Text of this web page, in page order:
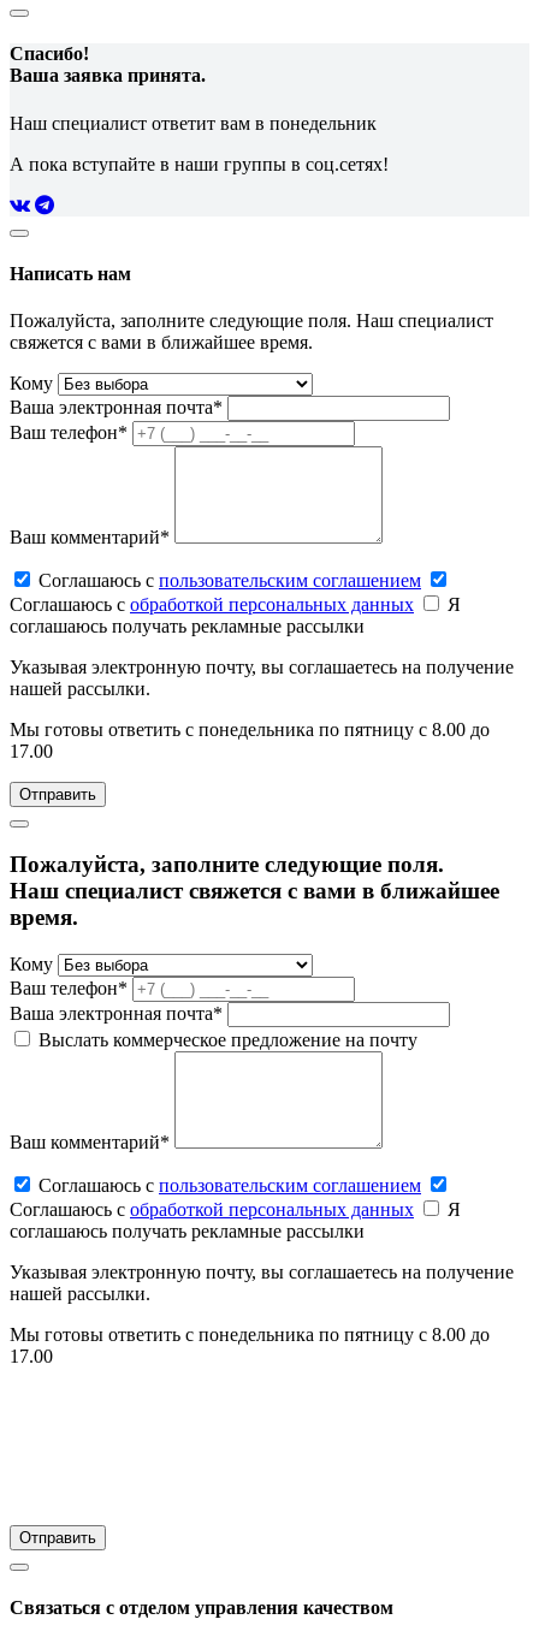
Спасибо!
Ваша заявка принята.
Наш специалист ответит вам в понедельник
А пока вступайте в наши группы в соц.сетях!
Написать нам
Пожалуйста, заполните следующие поля. Наш специалист
свяжется с вами в ближайшее время.
Кому
Ваша электронная почта*
Ваш телефон*
Ваш комментарий*
Соглашаюсь c пользовательским соглашением
Соглашаюсь c обработкой персональных данных
Я
соглашаюсь получать рекламные рассылки
Указывая электронную почту, вы соглашаетесь на получение
нашей рассылки.
Мы готовы ответить с понедельника по пятницу с 8.00 до
17.00
Пожалуйста, заполните следующие поля.
Наш специалист свяжется с вами в ближайшее
время.
Кому
Ваш телефон*
Ваша электронная почта*
Выслать коммерческое предложение на почту
Ваш комментарий*
Соглашаюсь c пользовательским соглашением
Соглашаюсь c обработкой персональных данных
Я
соглашаюсь получать рекламные рассылки
Указывая электронную почту, вы соглашаетесь на получение
нашей рассылки.
Мы готовы ответить с понедельника по пятницу с 8.00 до
17.00
Связаться с отделом управления качеством